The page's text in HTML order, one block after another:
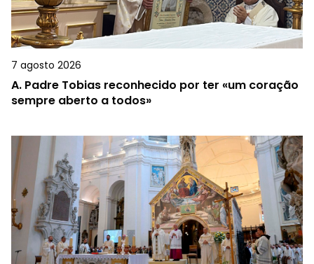
7 agosto 2026
A. Padre Tobias reconhecido por ter «um coração
sempre aberto a todos»